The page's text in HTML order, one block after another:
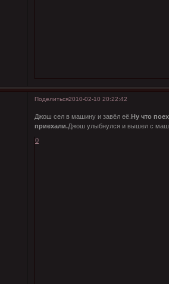
Поделиться2010-02-10 20:22:42
Джош сел в машину и завёл её.Ну что
приехали.Джош улыбнулся и вышел с
0